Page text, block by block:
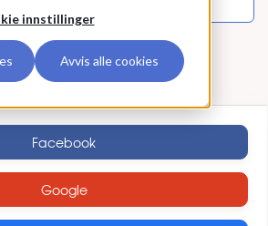
innstillinger
Avvis alle cookies
Facebook
Google